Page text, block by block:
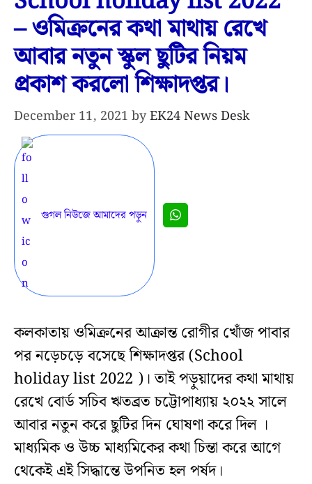
– ওমিক্রনের কথা মাথায় রেখে
আবার নতুন স্কুল ছুটির নিয়ম
প্রকাশ করলো শিক্ষাদপ্তর।
December 11, 2021 byEK24 News Desk
গুগল নিউজে আমাদের পড়ুন
কলকাতায় ওমিক্রনের আক্রান্ত রোগীর খোঁজ পাবার
পর নড়েচড়ে বসেছে শিক্ষাদপ্তর (School
holiday list 2022 )। তাই পড়ুয়াদের কথা মাথায়
রেখে বোর্ড সচিব ঋতব্রত চট্টোপাধ্যায় ২০২২ সালে
আবার নতুন করে ছুটির দিন ঘোষণা করে দিল ।
মাধ্যমিক ও উচ্চ মাধ্যমিকের কথা চিন্তা করে আগে
থেকেই এই সিদ্ধান্তে উপনিত হল পর্ষদ।